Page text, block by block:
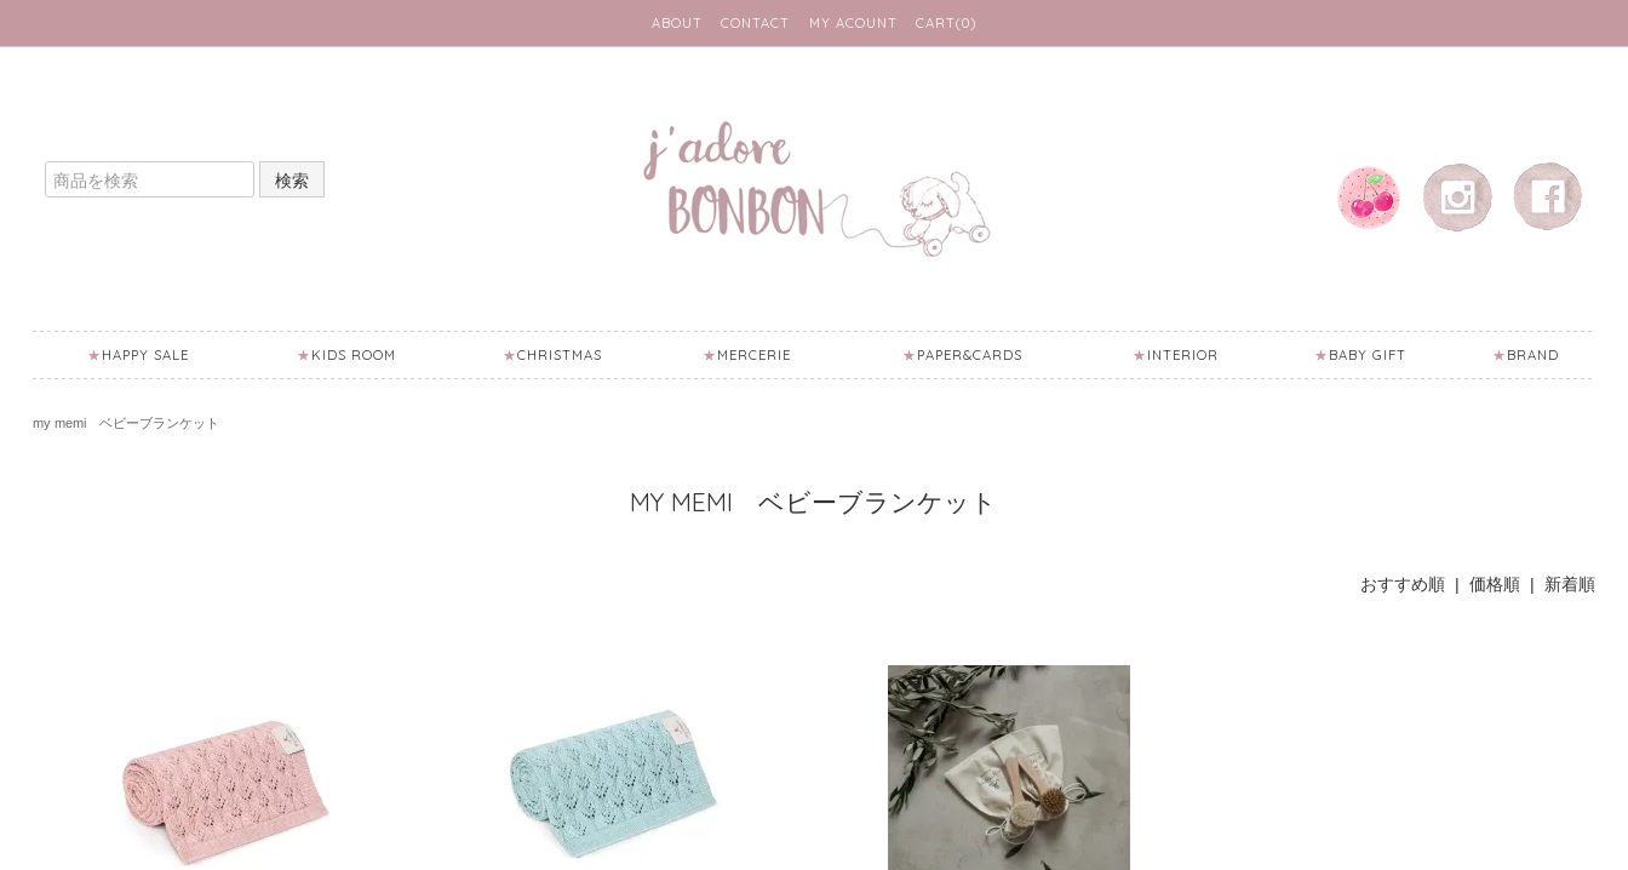
ABOUT CONTACT MY ACOUNT CART(0)
検索
HAPPY SALE KIDS ROOM CHRISTMAS MERCERIE PAPER&CARDS INTERIOR BABY GIFT BRAND
my memi ベビーブランケット
MY MEMI ベビーブランケット
おすすめ順 |価格順 | 新着順